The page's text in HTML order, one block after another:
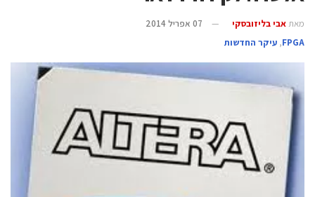
מאת אבי בליזובסקי
07 אפריל 2014
‫‪FPGA‬‬
, עיקר החדשות